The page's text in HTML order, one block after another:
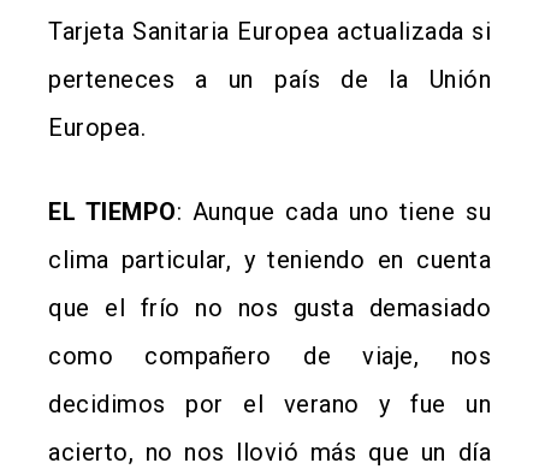
Tarjeta Sanitaria Europea actualizada si
perteneces a un país de la Unión
Europea.
EL TIEMPO: Aunque cada uno tiene su
clima particular, y teniendo en cuenta
que el frío no nos gusta demasiado
como compañero de viaje, nos
decidimos por el verano y fue un
acierto, no nos llovió más que un día